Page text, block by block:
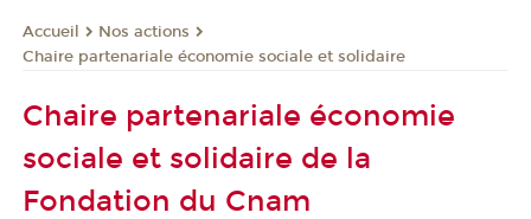
Accueil
Nos actions
Chaire partenariale économie sociale et solidaire
Chaire partenariale économie
sociale et solidaire de la
Fondation du Cnam